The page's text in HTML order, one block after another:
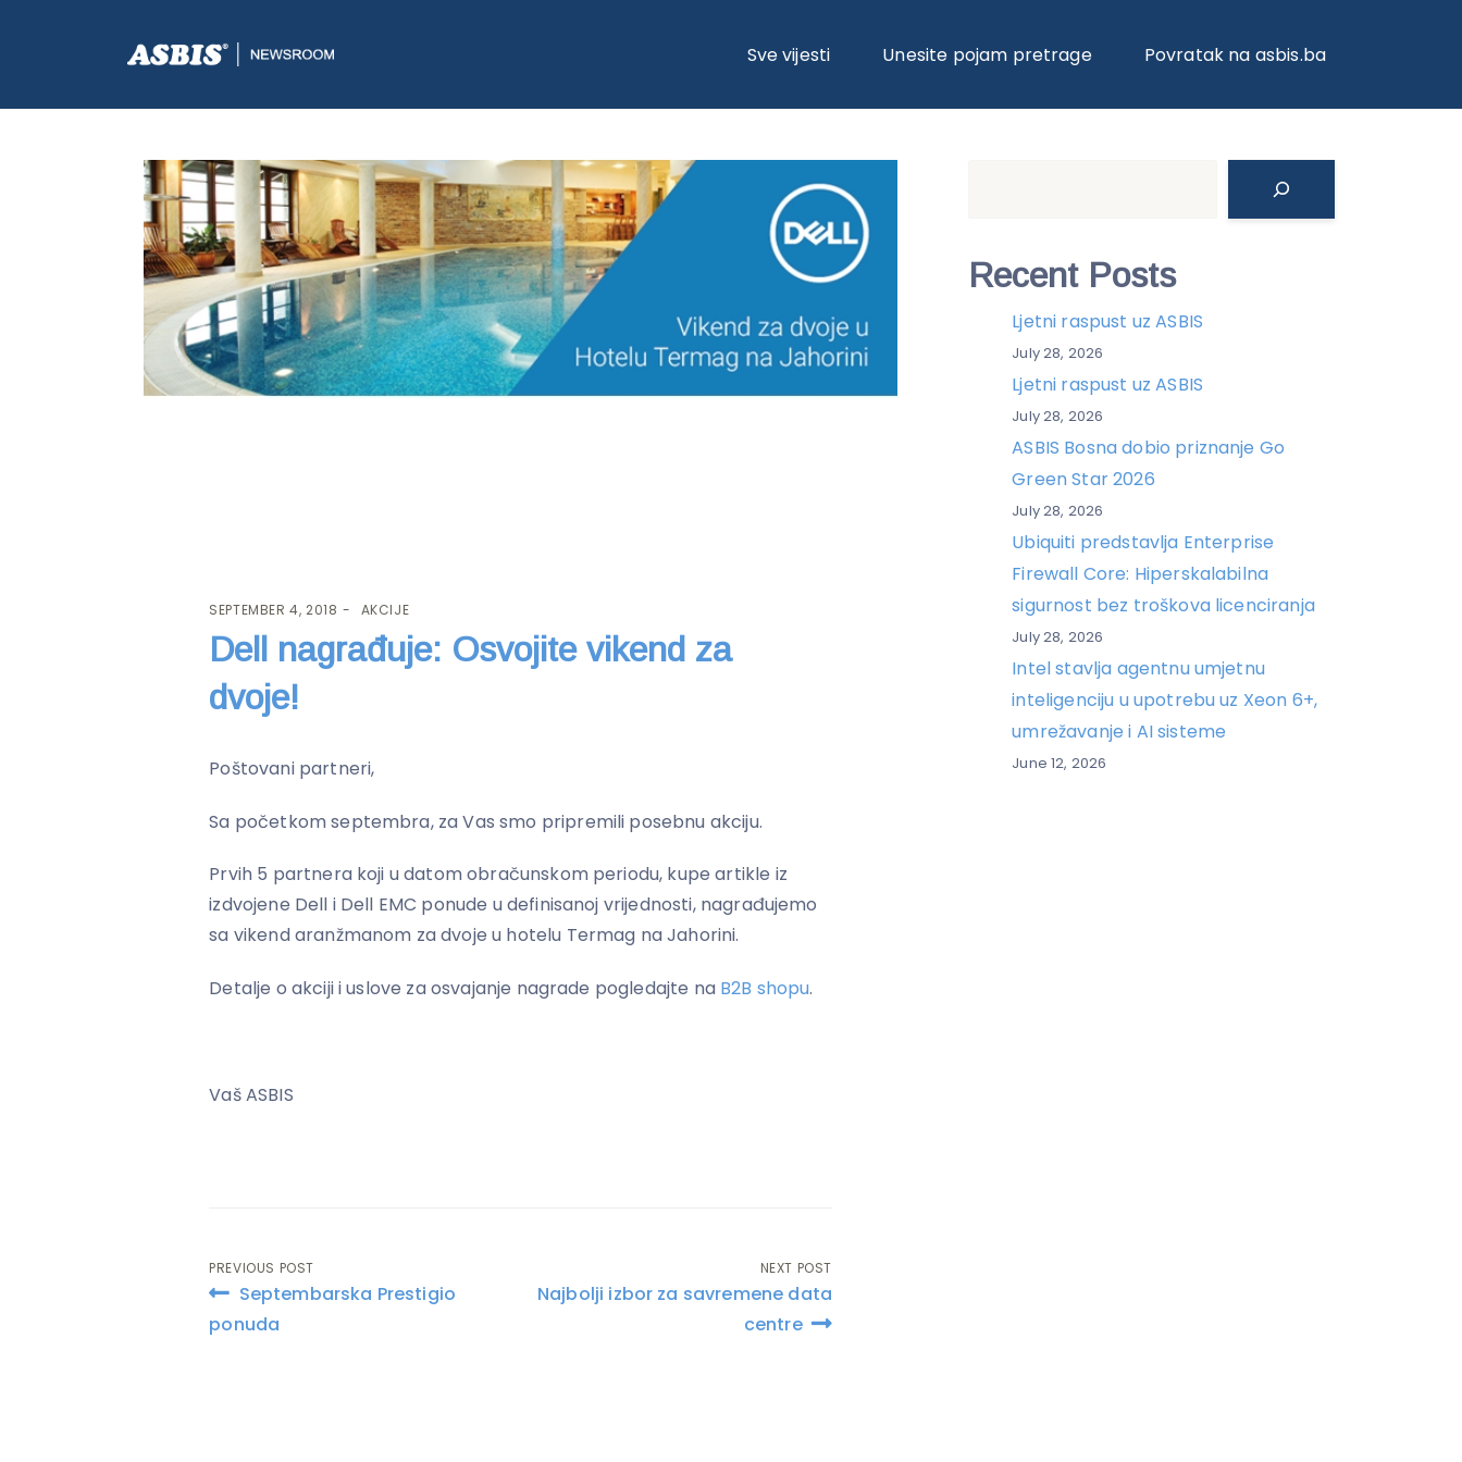
Sve vijesti Unesite pojam pretrage Povratak na asbis.ba
ASBIS.BA>AKCIJE> DELL NAGRAĐUJE: OSVOJITE VIKEND ZA DVOJE!
SEPTEMBER 4, 2018 AKCIJE
Dell nagrađuje: Osvojite vikend za
dvoje!
Poštovani partneri,
Sa početkom septembra, za Vas smo pripremili posebnu akciju.
Prvih 5 partnera koji u datom obračunskom periodu, kupe artikle iz
izdvojene Dell i Dell EMC ponude u definisanoj vrijednosti, nagrađujemo
sa vikend aranžmanom za dvoje u hotelu Termag na Jahorini.
Detalje o akciji i uslove za osvajanje nagrade pogledajte na B2B shopu.
Vaš ASBIS
Post
navigation
PREVIOUS POST
Septembarska Prestigio
ponuda
NEXT POST
Najbolji izbor za savremene data
centre
Recent Posts
Ljetni raspust uz ASBIS
July 28, 2026
Ljetni raspust uz ASBIS
July 28, 2026
ASBIS Bosna dobio priznanje Go
Green Star 2026
July 28, 2026
Ubiquiti predstavlja Enterprise
Firewall Core: Hiperskalabilna
sigurnost bez troškova licenciranja
July 28, 2026
Intel stavlja agentnu umjetnu
inteligenciju u upotrebu uz Xeon 6+,
umrežavanje i AI sisteme
June 12, 2026